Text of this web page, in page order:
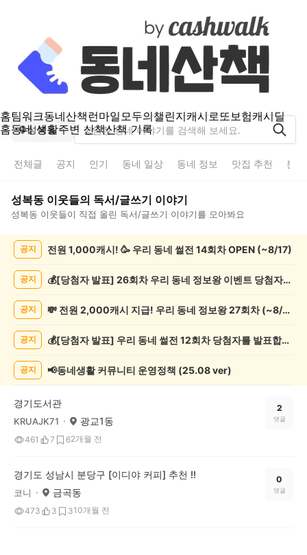
홈팀워크동네산책런마일모두의챌린지캐시로또보험캐시딜
홈동네 생활주변 산책산책 기록
성복동
전체글 공지 인기 동네 일상 동네 정보 맛집 추천 분
성복동 이웃들의 독서/글쓰기 이야기
성복동 이웃들이 직접 올린 독서/글쓰기 이야기를 모아봐요
목
공지 전원 1,000캐시! 🥳 우리 동네 썰전 14회차 OPEN (~8/17)
공지 💰[당첨자 발표] 26회차 우리 동네 정보왕 이벤트 당첨자를 발표합니다!
공지 💸 전원 2,000캐시 지급! 우리 동네 정보왕 27회차 (~8/10)
공지 💰[당첨자 발표] 우리 동네 썰전 12회차 당첨자를 발표합니다!
공지 📢동네생활 커뮤니티 운영정책 (25.08 ver)
경기도서관
KRUAJK71 광교1동
461 7 62개월 전
2
댓글
경기도 성남시 분당구 [이디야 커피] 추천 !!
코니 금곡동
473 3 310개월 전
0
댓글